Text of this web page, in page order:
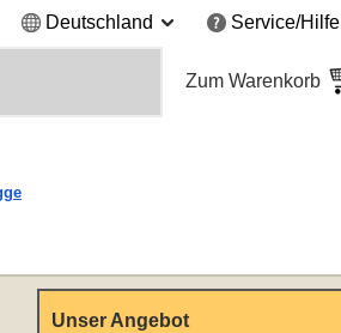
Deutschland Service/Hilfe
Zum Warenkorb
Unser Angebot